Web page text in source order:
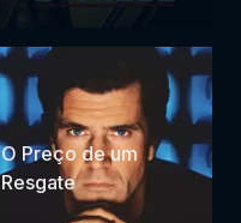
O Preço de um
Resgate